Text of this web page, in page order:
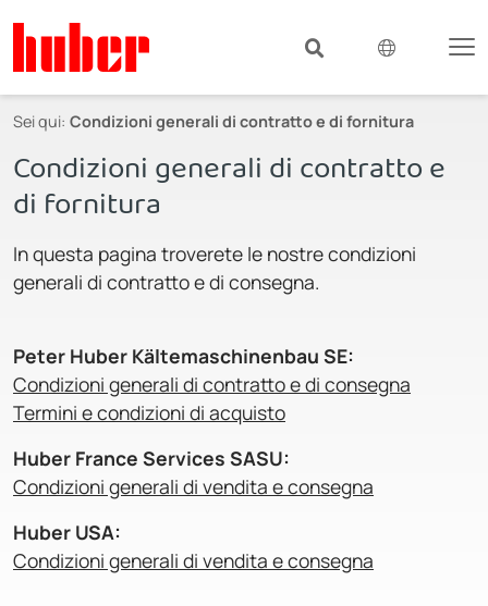
Sei qui: Condizioni generali di contratto e di fornitura
Condizioni generali di contratto e
di fornitura
In questa pagina troverete le nostre condizioni
generali di contratto e di consegna.
Peter Huber Kältemaschinenbau SE:
Condizioni generali di contratto e di consegna
Termini e condizioni di acquisto
Huber France Services SASU:
Condizioni generali di vendita e consegna
Huber USA:
Condizioni generali di vendita e consegna